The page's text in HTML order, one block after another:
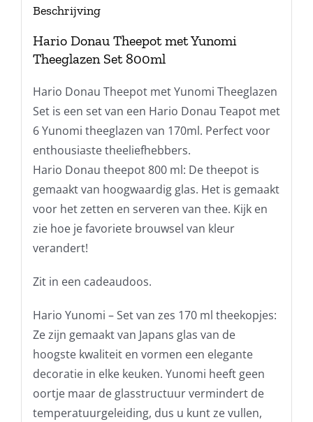
Beschrijving
Hario Donau Theepot met Yunomi
Theeglazen Set 800ml
Hario Donau Theepot met Yunomi Theeglazen
Set is een set van een Hario Donau Teapot met
6 Yunomi theeglazen van 170ml. Perfect voor
enthousiaste theeliefhebbers.
Hario Donau theepot 800 ml: De theepot is
gemaakt van hoogwaardig glas. Het is gemaakt
voor het zetten en serveren van thee. Kijk en
zie hoe je favoriete brouwsel van kleur
verandert!
Zit in een cadeaudoos.
Hario Yunomi – Set van zes 170 ml theekopjes:
Ze zijn gemaakt van Japans glas van de
hoogste kwaliteit en vormen een elegante
decoratie in elke keuken. Yunomi heeft geen
oortje maar de glasstructuur vermindert de
temperatuurgeleiding, dus u kunt ze vullen,